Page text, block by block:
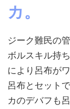
カ。
ジーク難民の
ボルスキル持
により呂布が
呂布とセット
カのデバフも